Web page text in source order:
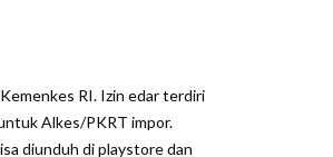
RI. Izin edar terdiri
Alkes/PKRT impor.
diunduh di playstore dan